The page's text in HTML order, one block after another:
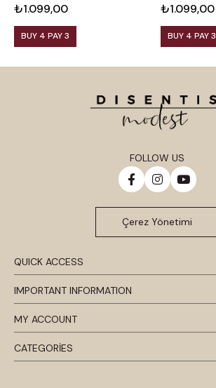
₺1.099,00
BUY 4 PAY 3
₺1.099,00
BUY 4 PAY 3
QUICK ACCESS
IMPORTANT INFORMATION
MY ACCOUNT
CATEGORİES
FOLLOW US
Çerez Yönetimi